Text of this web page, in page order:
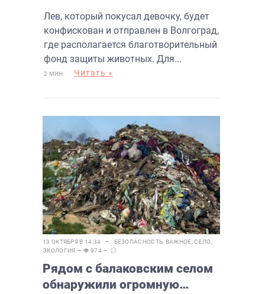
Лев, который покусал девочку, будет
конфискован и отправлен в Волгоград,
где располагается благотворительный
фонд защиты животных. Для...
2 МИН Читать »
13 ОКТЯБРЯ В 14:34 — БЕЗОПАСНОСТЬ ВАЖНОЕ ,СЕЛО
ЭКОЛОГИЯ — 👁 974 —
Рядом с балаковским селом
обнаружили огромную